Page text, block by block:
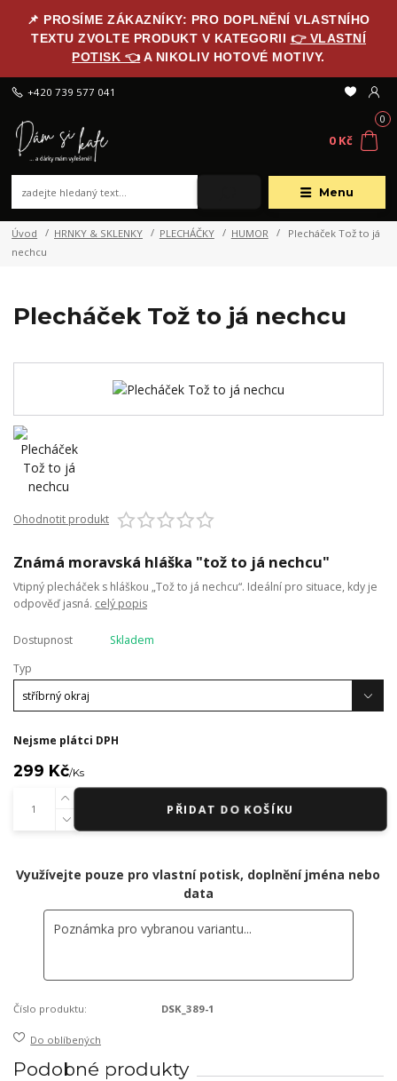
📌 PROSÍME ZÁKAZNÍKY: PRO DOPLNĚNÍ VLASTNÍHO
TEXTU ZVOLTE PRODUKT V KATEGORII 👉 VLASTNÍ
POTISK 👈 A NIKOLIV HOTOVÉ MOTIVY.
Menu
+420 739 577 041
0
0 Kč
Úvod HRNKY & SKLENKY PLECHÁČKY HUMOR
Plecháček Tož to já
nechcu
Plecháček Tož to já nechcu
Ohodnotit produkt
Známá moravská hláška "tož to já nechcu"
Vtipný plecháček s hláškou „Tož to já nechcu“. Ideální pro situace, kdy je
odpověď jasná. celý popis
Dostupnost
Skladem
Typ
Nejsme plátci DPH
299 Kč/Ks
PŘIDAT DO KOŠÍKU
Využívejte pouze pro vlastní potisk, doplnění jména nebo
data
Číslo produktu: DSK_389-1
Do oblíbených
Podobné produkty